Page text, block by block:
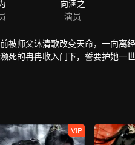
向涵之
演员
被师父沐清歌改变天命，一向离
死的冉冉收入门下，誓要护她一
VIP